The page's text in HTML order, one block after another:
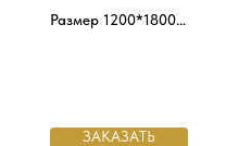
Размер 1200*1800
ЗАКАЗАТЬ